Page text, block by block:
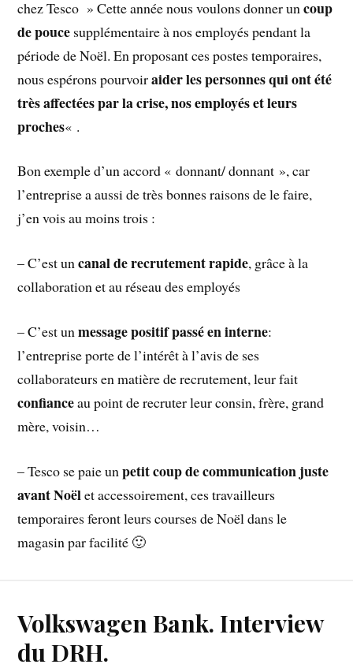
chez Tesco » Cette année nous voulons donner uncoup
de pouce supplémentaire à nos employés pendant la
période de Noël. En proposant ces postes temporaires,
nous espérons pourvoiraider les personnes qui ont été
très affectées par la crise, nos employés et leurs
proches« .
Bon exemple d’un accord « donnant/ donnant », car
l’entreprise a aussi de très bonnes raisons de le faire,
j’en vois au moins trois :
– C’est uncanal de recrutement rapide, grâce à la
collaboration et au réseau des employés
– C’est unmessage positif passé en interne:
l’entreprise porte de l’intérêt à l’avis de ses
collaborateurs en matière de recrutement, leur fait
confianceau point de recruter leur consin, frère, grand
mère, voisin…
– Tesco se paie unpetit coup de communication juste
avant Noëlet accessoirement, ces travailleurs
temporaires feront leurs courses de Noël dans le
magasin par facilité 🙂
Volkswagen Bank. Interview
du DRH.